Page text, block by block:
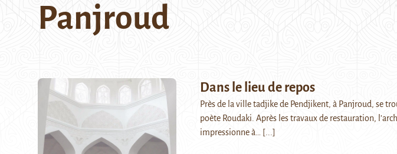
Panjroud
Dans le lieu de repos
Près de la ville tadjike de Pendjikent, à Panjroud, se
poète Roudaki. Après les travaux de restauration,
impressionne à…
[...]